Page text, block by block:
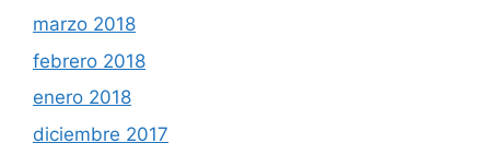
marzo 2018
febrero 2018
enero 2018
diciembre 2017